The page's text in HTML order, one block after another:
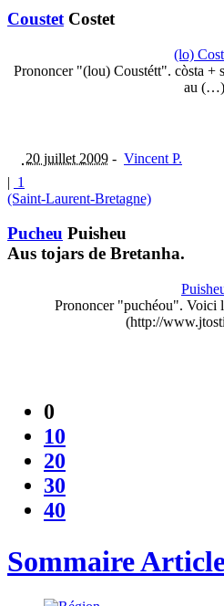
Coustet Costet
(lo)
Prononcer "(lou) Coustétt". còsta +
au (…)
20 juillet 2009 - Vincent P.
| 1
(Saint-Laurent-Bretagne)
Pucheu Puisheu
Aus tojars de Bretanha.
Prononcer "puchéou". Voici
(http://
0
10
20
30
40
Sommaire